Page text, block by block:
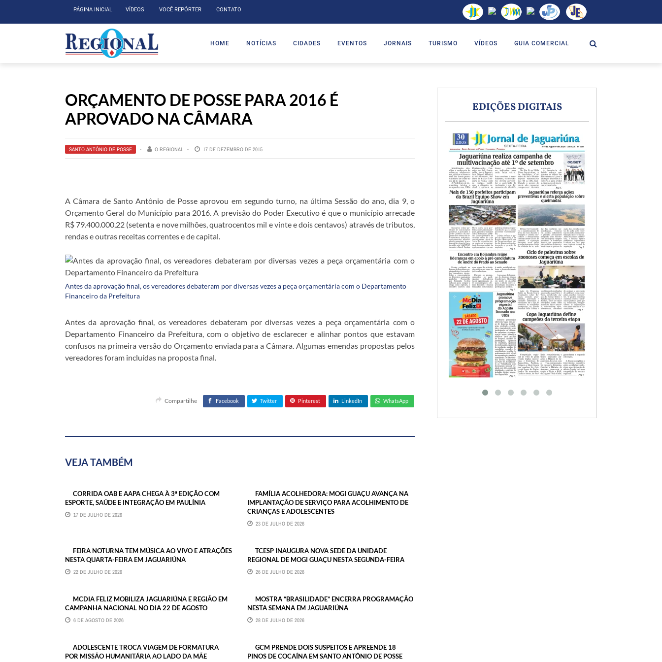
PÁGINA INICIAL VÍDEOS VOCÊ REPÓRTER CONTATO
HOME NOTÍCIAS CIDADES EVENTOS JORNAIS TURISMO VÍDEOS GUIA COMERCIAL
ORÇAMENTO DE POSSE PARA 2016 É
APROVADO NA CÂMARA
SANTO ANTÔNIO DE POSSE O REGIONAL 17 DE DEZEMBRO DE 2015
A Câmara de Santo Antônio de Posse aprovou em segundo turno, na última Sessão do ano, dia 9, o
Orçamento Geral do Município para 2016. A previsão do Poder Executivo é que o município arrecade
R$ 79.400.000,22 (setenta e nove milhões, quatrocentos mil e vinte e dois centavos) através de tributos,
rendas e outras receitas correntes e de capital.
Antes da aprovação final, os vereadores debateram por diversas vezes a peça orçamentária com o Departamento
Financeiro da Prefeitura
Antes da aprovação final, os vereadores debateram por diversas vezes a peça orçamentária com o
Departamento Financeiro da Prefeitura, com o objetivo de esclarecer e alinhar pontos que estavam
confusos na primeira versão do Orçamento enviada para a Câmara. Algumas emendas propostas pelos
vereadores foram incluídas na proposta final.
Compartilhe Facebook Twitter Pinterest LinkedIn WhatsApp
VEJA TAMBÉM
CORRIDA OAB E AAPA CHEGA À 3ª EDIÇÃO COM
ESPORTE, SAÚDE E INTEGRAÇÃO EM PAULÍNIA
17 DE JULHO DE 2026
FAMÍLIA ACOLHEDORA: MOGI GUAÇU AVANÇA NA
IMPLANTAÇÃO DE SERVIÇO PARA ACOLHIMENTO DE
CRIANÇAS E ADOLESCENTES
23 DE JULHO DE 2026
FEIRA NOTURNA TEM MÚSICA AO VIVO E ATRAÇÕES
NESTA QUARTA-FEIRA EM JAGUARIÚNA
22 DE JULHO DE 2026
TCESP INAUGURA NOVA SEDE DA UNIDADE
REGIONAL DE MOGI GUAÇU NESTA SEGUNDA-FEIRA
26 DE JULHO DE 2026
MCDIA FELIZ MOBILIZA JAGUARIÚNA E REGIÃO EM
CAMPANHA NACIONAL NO DIA 22 DE AGOSTO
6 DE AGOSTO DE 2026
MOSTRA “BRASILIDADE” ENCERRA PROGRAMAÇÃO
NESTA SEMANA EM JAGUARIÚNA
28 DE JULHO DE 2026
ADOLESCENTE TROCA VIAGEM DE FORMATURA
POR MISSÃO HUMANITÁRIA AO LADO DA MÃE
GCM PRENDE DOIS SUSPEITOS E APREENDE 18
PINOS DE COCAÍNA EM SANTO ANTÔNIO DE POSSE
EDIÇÕES DIGITAIS